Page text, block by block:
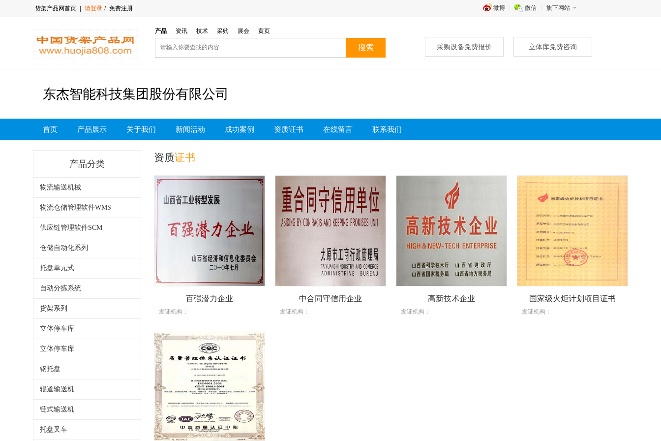
货架产品网首页 请登录 / 免费注册 微博 微信 旗下网站
产品 资讯 技术 采购 展会 黄页
立体库免费咨询
采购设备免费报价
东杰智能科技集团股份有限公司
首页 产品展示 关于我们 新闻活动 成功案例 资质证书 在线留言 联系我们
产品分类
物流输送机械
物流仓储管理软件WMS
供应链管理软件SCM
仓储自动化系列
托盘单元式
自动分拣系统
货架系列
立体停车库
立体停车库
钢托盘
辊道输送机
链式输送机
托盘叉车
资质证书
百强潜力企业
发证机构：
中合同守信用企业
发证机构：
高新技术企业
发证机构：
国家级火炬计划项目证书
发证机构：